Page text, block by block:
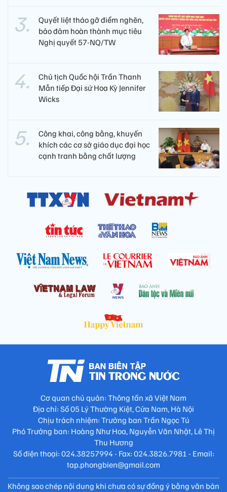
Quyết liệt tháo gỡ điểm nghẽn,
bảo đảm hoàn thành mục tiêu
Nghị quyết 57-NQ/TW
Chủ tịch Quốc hội Trần Thanh
Mẫn tiếp Đại sứ Hoa Kỳ Jennifer
Wicks
Công khai, công bằng, khuyến
khích các cơ sở giáo dục đại học
cạnh tranh bằng chất lượng​
Cơ quan chủ quản: Thông tấn xã Việt Nam
Địa chỉ: Số 05 Lý Thường Kiệt, Cửa Nam, Hà Nội
Chịu trách nhiệm: Trưởng ban Trần Ngọc Tú
Phó Trưởng ban: Hoàng Như Hoa, Nguyễn Văn Nhật, Lê Thị
Thu Hương
Số điện thoại: 024.38257994 - Fax: 024.3826.7981 - Email:
tap.phongbien@gmail.com
Không sao chép nội dung khi chưa có sự đồng ý bằng văn bản